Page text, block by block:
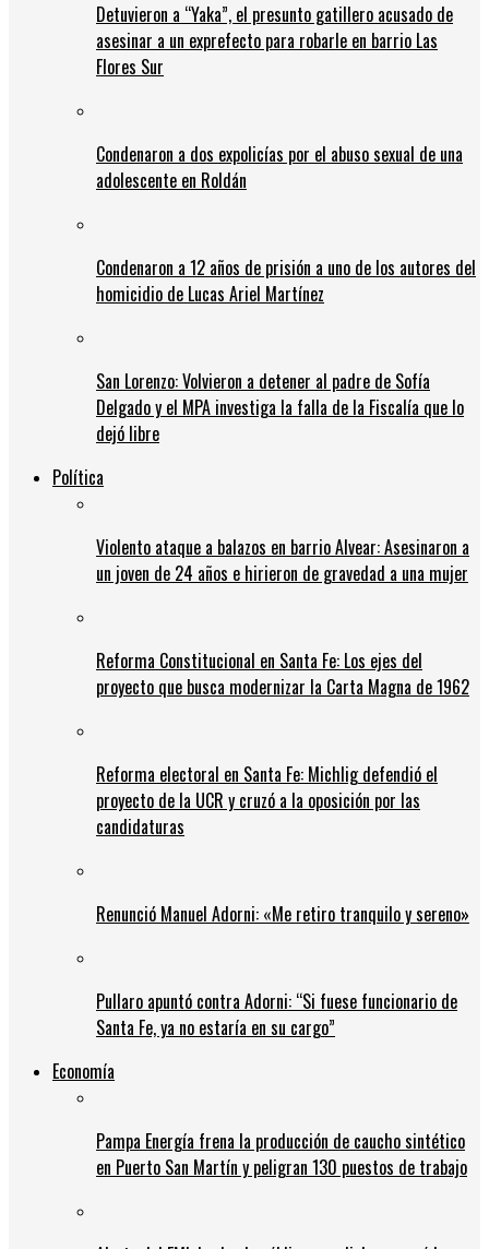
Detuvieron a “Yaka”, el presunto gatillero acusado de
asesinar a un exprefecto para robarle en barrio Las
Flores Sur
Condenaron a dos expolicías por el abuso sexual de una
adolescente en Roldán
Condenaron a 12 años de prisión a uno de los autores del
homicidio de Lucas Ariel Martínez
San Lorenzo: Volvieron a detener al padre de Sofía
Delgado y el MPA investiga la falla de la Fiscalía que lo
dejó libre
Política
Violento ataque a balazos en barrio Alvear: Asesinaron a
un joven de 24 años e hirieron de gravedad a una mujer
Reforma Constitucional en Santa Fe: Los ejes del
proyecto que busca modernizar la Carta Magna de 1962
Reforma electoral en Santa Fe: Michlig defendió el
proyecto de la UCR y cruzó a la oposición por las
candidaturas
Renunció Manuel Adorni: «Me retiro tranquilo y sereno»
Pullaro apuntó contra Adorni: “Si fuese funcionario de
Santa Fe, ya no estaría en su cargo”
Economía
Pampa Energía frena la producción de caucho sintético
en Puerto San Martín y peligran 130 puestos de trabajo